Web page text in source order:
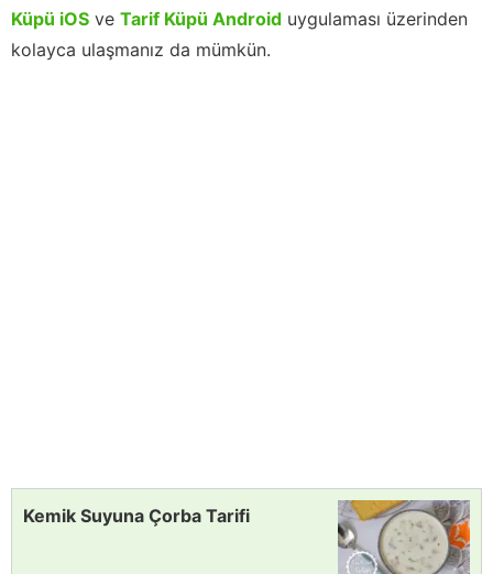
Küpü iOS ve Tarif Küpü Android uygulaması üzerinden
kolayca ulaşmanız da mümkün.
Kemik Suyuna Çorba Tarifi